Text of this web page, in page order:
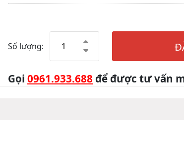
Số lượng:
Gọi 0961.933.688 để được tư vấn